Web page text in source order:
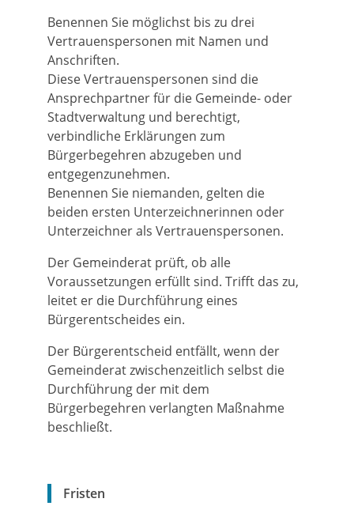
Benennen Sie möglichst bis zu drei
Vertrauenspersonen mit Namen und
Anschriften.
Diese Vertrauenspersonen sind die
Ansprechpartner für die Gemeinde- oder
Stadtverwaltung und berechtigt,
verbindliche Erklärungen zum
Bürgerbegehren abzugeben und
entgegenzunehmen.
Benennen Sie niemanden, gelten die
beiden ersten Unterzeichnerinnen oder
Unterzeichner als Vertrauenspersonen.
Der Gemeinderat prüft, ob alle
Voraussetzungen erfüllt sind. Trifft das zu,
leitet er die Durchführung eines
Bürgerentscheides ein.
Der Bürgerentscheid entfällt, wenn der
Gemeinderat zwischenzeitlich selbst die
Durchführung der mit dem
Bürgerbegehren verlangten Maßnahme
beschließt.
Fristen